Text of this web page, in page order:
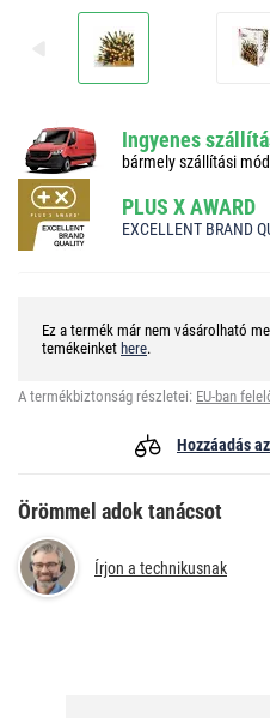
Ingyenes
bármely szállítási
PLUS X AWARD
EXCELLENT BRAND
Ez a termék már nem vásárolható
temékeinket here.
A termékbiztonság részletei: EU-ban
Hozzáadás
Örömmel adok tanácsot
Írjon a technikusnak